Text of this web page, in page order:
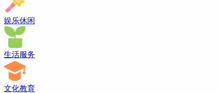
娱乐休闲
生活服务
文化教育